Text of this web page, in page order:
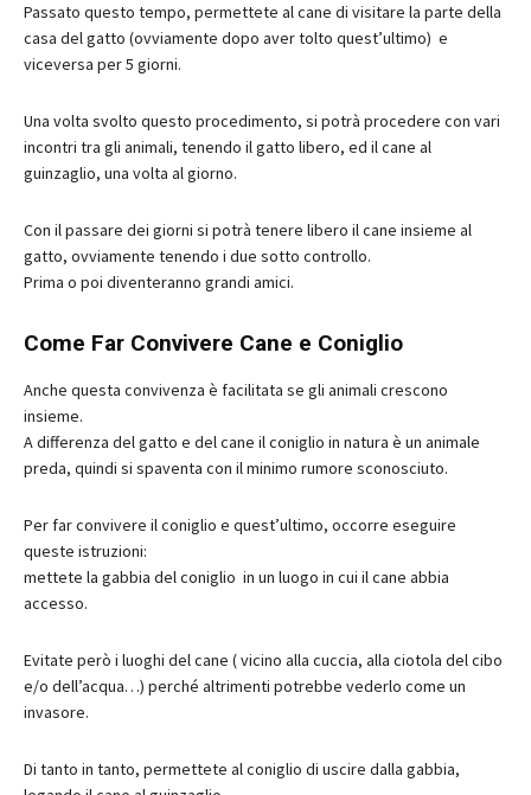
Passato questo tempo, permettete al cane di visitare la parte della
casa del gatto (ovviamente dopo aver tolto quest’ultimo) e
viceversa per 5 giorni.
Una volta svolto questo procedimento, si potrà procedere con vari
incontri tra gli animali, tenendo il gatto libero, ed il cane al
guinzaglio, una volta al giorno.
Con il passare dei giorni si potrà tenere libero il cane insieme al
gatto, ovviamente tenendo i due sotto controllo.
Prima o poi diventeranno grandi amici.
Come Far Convivere Cane e Coniglio
Anche questa convivenza è facilitata se gli animali crescono
insieme.
A differenza del gatto e del cane il coniglio in natura è un animale
preda, quindi si spaventa con il minimo rumore sconosciuto.
Per far convivere il coniglio e quest’ultimo, occorre eseguire
queste istruzioni:
mettete la gabbia del coniglio in un luogo in cui il cane abbia
accesso.
Evitate però i luoghi del cane ( vicino alla cuccia, alla ciotola del cibo
e/o dell’acqua…) perché altrimenti potrebbe vederlo come un
invasore.
Di tanto in tanto, permettete al coniglio di uscire dalla gabbia,